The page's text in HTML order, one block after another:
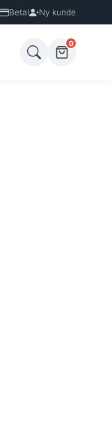
Betal Ny kunde
0